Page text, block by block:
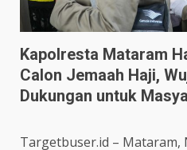
Kapolresta Mataram
Calon Jemaah Haji,
Dukungan untuk
Targetbuser.id – Mataram,